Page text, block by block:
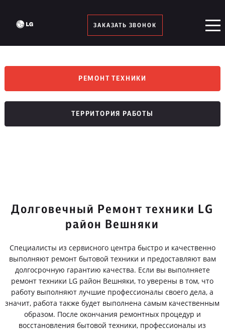
ЗАКАЗАТЬ ЗВОНОК
РЕМОНТ ТЕХНИКИ
ТЕРРИТОРИЯ РАБОТЫ
Долговечный Ремонт техники LG
район Вешняки
Специалисты из сервисного центра быстро и качественно
выполняют ремонт бытовой техники и предоставляют вам
долгосрочную гарантию качества. Если вы выполняете
ремонт техники LG район Вешняки, то уверены в том, что
работу выполняют лучшие профессионалы своего дела, а
значит, работа также будет выполнена самым качественным
образом. После окончания ремонтных процедур и
восстановления бытовой техники, профессионалы из